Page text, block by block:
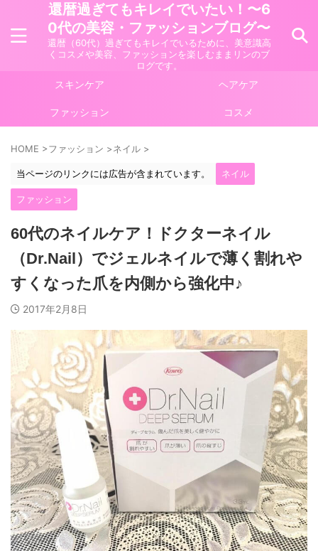
還暦過ぎてもキレイでいたい！〜6
0代の美容・ファッションブログ〜
還暦（60代）過ぎてもキレイでいるために、美意識高
くコスメや美容、ファッションを楽しむままリンのブ
ログです。
スキンケア ヘアケア
ファッション コスメ
HOME >ファッション >ネイル >
当ページのリンクには広告が含まれています。 ネイル
ファッション
60代のネイルケア！ドクターネイル
（Dr.Nail）でジェルネイルで薄く割れや
すくなった爪を内側から強化中♪
2017年2月8日